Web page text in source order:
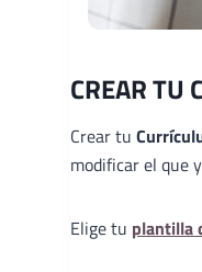
CREAR TU
Crear tu
modificar el que
Elige tu plantilla